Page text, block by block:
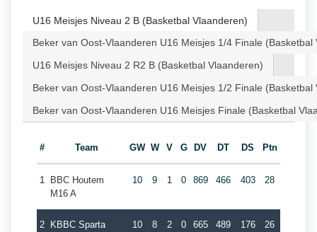
U16 Meisjes Niveau 2 B (Basketbal Vlaanderen)
Beker van Oost-Vlaanderen U16 Meisjes 1/4 Finale (Basketbal
U16 Meisjes Niveau 2 R2 B (Basketbal Vlaanderen)
Beker van Oost-Vlaanderen U16 Meisjes 1/2 Finale (Basketbal
Beker van Oost-Vlaanderen U16 Meisjes Finale (Basketbal
# Team GW W V G DV DT DS Ptn
1
BBC Houtem
M16 A
10 9 1 0 869 466 403 28
2 KBBC Sparta 10 8 2 0 665 489 176 26